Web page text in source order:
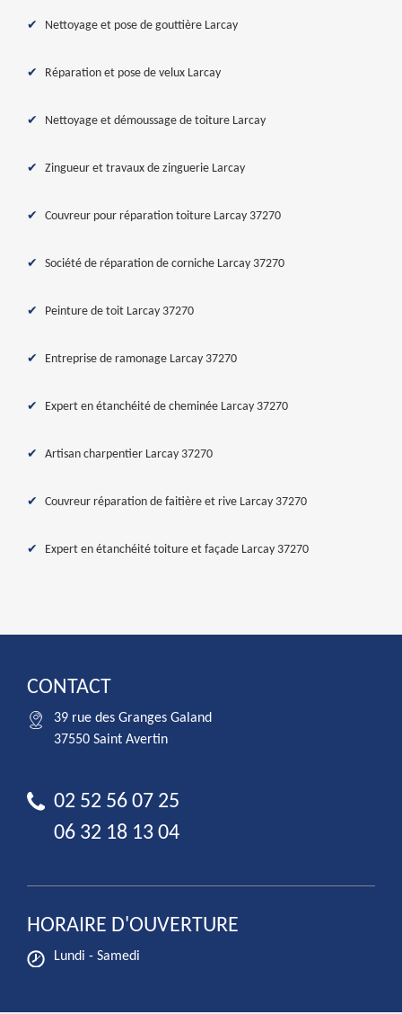
Nettoyage et pose de gouttière Larcay
Réparation et pose de velux Larcay
Nettoyage et démoussage de toiture Larcay
Zingueur et travaux de zinguerie Larcay
Couvreur pour réparation toiture Larcay 37270
Société de réparation de corniche Larcay 37270
Peinture de toit Larcay 37270
Entreprise de ramonage Larcay 37270
Expert en étanchéité de cheminée Larcay 37270
Artisan charpentier Larcay 37270
Couvreur réparation de faitière et rive Larcay 37270
Expert en étanchéité toiture et façade Larcay 37270
CONTACT
39 rue des Granges Galand
37550 Saint Avertin
02 52 56 07 25
06 32 18 13 04
HORAIRE D'OUVERTURE
Lundi - Samedi